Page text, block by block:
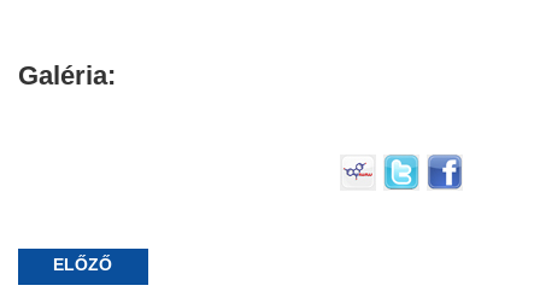
Galéria:
ELŐZŐ